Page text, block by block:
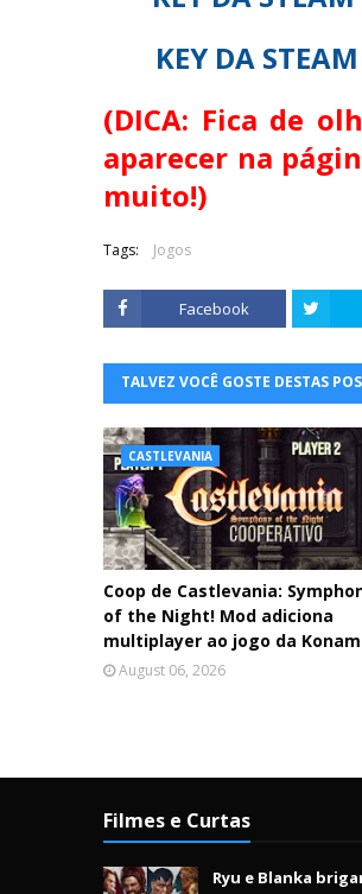
KEY DA
(DICA: Fica de
aparecer na
muito!)
Tags: Jogos
Facebook
TALVEZ VOCÊ GOSTE DESTAS
CASTLEVANIA
Coop de Castlevania:
of the Night! Mod adiciona
multiplayer ao jogo da
August 06, 2026
Filmes e Curtas
Ryu e Blanka